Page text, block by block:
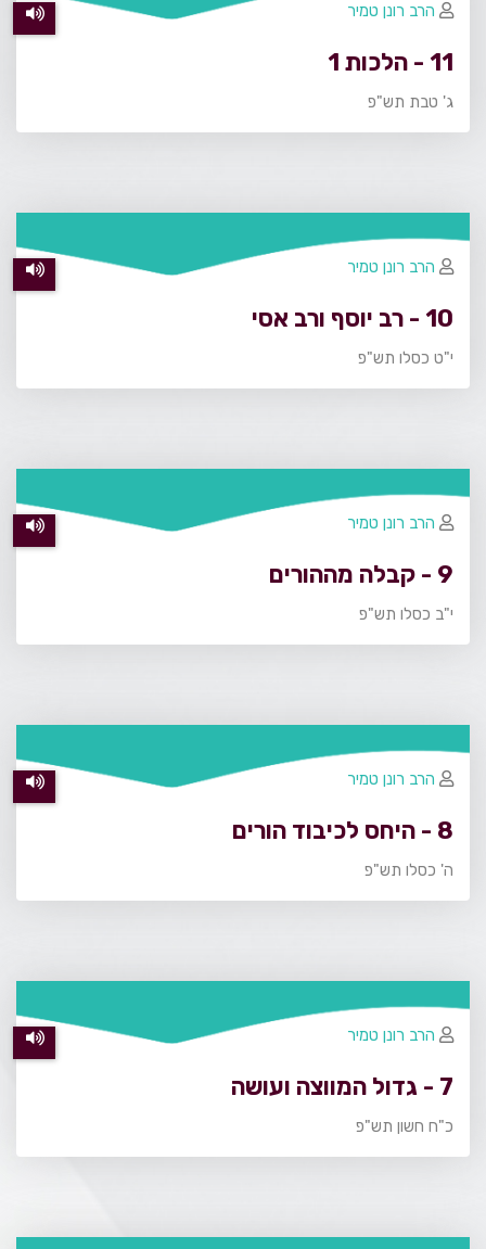
11 - הלכות 1
ג' טבת תש"פ
הרב רונן טמיר
10 - רב יוסף ורב אסי
י"ט כסלו תש"פ
הרב רונן טמיר
9 - קבלה מההורים
י"ב כסלו תש"פ
הרב רונן טמיר
8 - היחס לכיבוד הורים
ה' כסלו תש"פ
הרב רונן טמיר
7 - גדול המווצה ועושה
כ"ח חשון תש"פ
הרב רונן טמיר